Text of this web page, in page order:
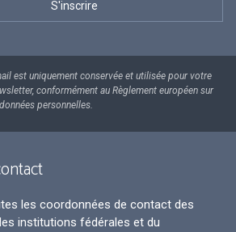
est uniquement conservée et utilisée pour votre
conformément au Règlement européen sur
personnelles.
les coordonnées de contact des
institutions fédérales et du